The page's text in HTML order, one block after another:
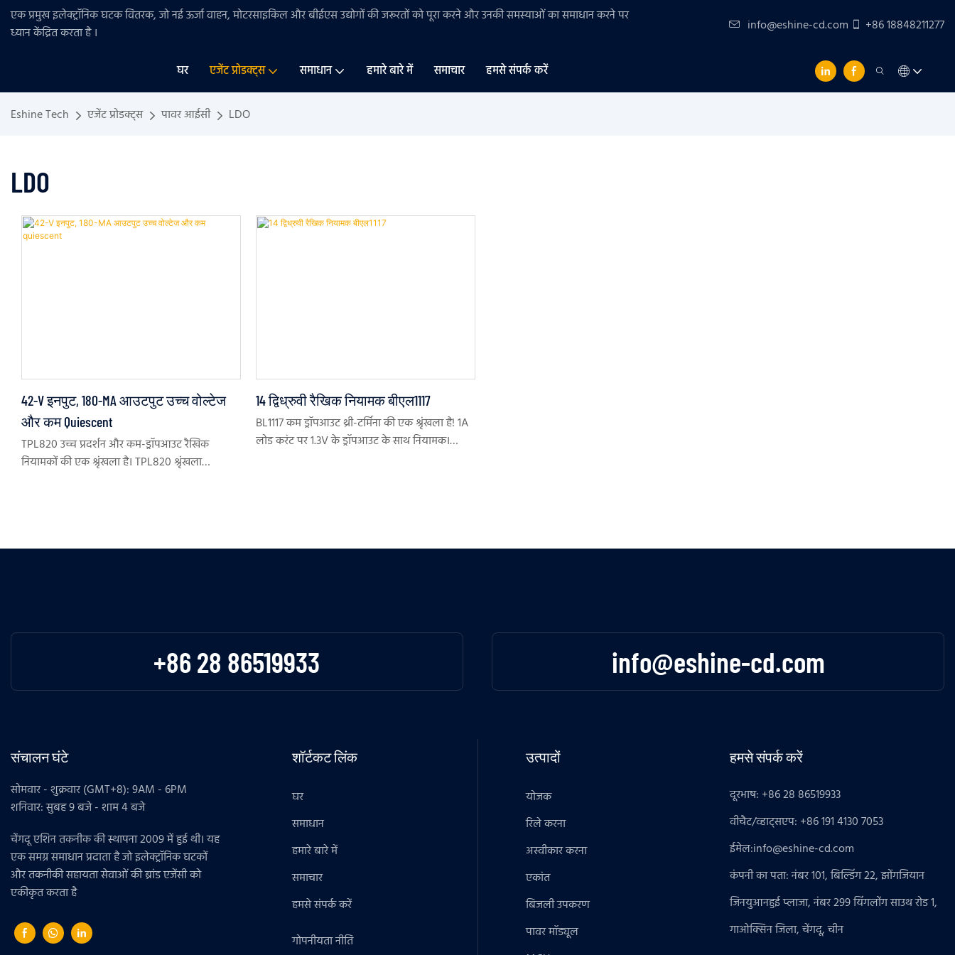
एक प्रमुख इलेक्ट्रॉनिक घटक वितरक, जो नई ऊर्जा वाहन, मोटरसाइकिल और बीईएसउद्योगों कीजरूरतों को पूरा करने और उनकी समस्याओं का समाधान करने पर
ध्यान केंद्रित करता है। info@eshine-cd.com +86 18848211277
घर एजेंट प्रोडक्ट्स समाधान हमारे बारे में समाचार हमसे संपर्क करें
Eshine Tech एजेंट प्रोडक्ट्स पावर आईसी LDO
LDO
42-V इनपुट, 180-MA आउटपुट उच्च वोल्टेज
और कम Quiescent
TPL820 उच्च प्रदर्शन और कम-ड्रॉपआउट रैखिक
नियामकों की एक श्रृंखला है। TPL820 श्रृंखला
μF सिरेमिक कैपेसिटर की सिफारिश की जाती है
14 द्विध्रुवी रैखिक नियामक बीएल1117
BL1117 कम ड्रॉपआउट थ्री-टर्मिना की एक श्रृंखला है! 1A
लोड करंट पर 1.3V के ड्रॉपआउट के साथ नियामक।
+86 28 86519933 info@eshine-cd.com
संचालन घंटे
सोमवार - शुक्रवार (GMT+8): 9AM - 6PM
शनिवार: सुबह 9 बजे - शाम 4 बजे
चेंगदू एशिन तकनीक की स्थापना 2009 में हुई थी। यह
एक समग्र समाधान प्रदाता है जो इलेक्ट्रॉनिक घटकों
और तकनीकी सहायता सेवाओं की ब्रांड एजेंसी को
एकीकृत करता है
शॉर्टकट लिंक
घर
समाधान
हमारे बारे में
समाचार
हमसे संपर्क करें
गोपनीयता नीति
उत्पादों
योजक
रिले करना
अस्वीकार करना
एकांत
बिजली उपकरण
पावर मॉड्यूल
हमसे संपर्क करें
दूरभाष: +86 28 86519933
वीचैट/व्हाट्सएप: +86 191 4130 7053
ईमेल:info@eshine-cd.com
कंपनी का पता: नंबर 101, बिल्डिंग 22, झोंगजियान
जिनयुआनहुई प्लाजा, नंबर 299 यिंगलोंग साउथ रोड 1,
गाओक्सिन जिला, चेंगदू, चीन